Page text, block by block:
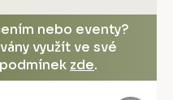
nebo eventy?
využít ve své
zde.